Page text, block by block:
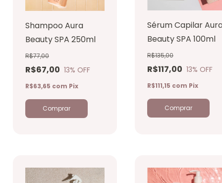
Shampoo Aura
Beauty SPA 250ml
R$67,00
R$77,00
13% OFF
R$63,65 com Pix
Sérum Capilar
Beauty SPA 100ml
R$117,00
R$135,00
13% OFF
R$111,15 com Pix